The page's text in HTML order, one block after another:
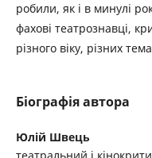
робили, як і в минулі
фахові театрознавці,
різного віку, різних
Біографія автора
Юлій Швець